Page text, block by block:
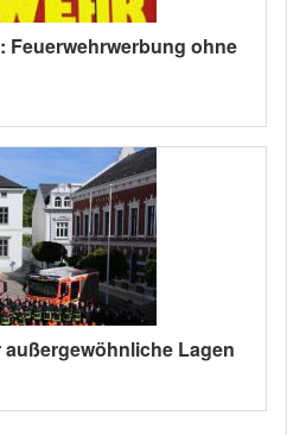
Feuerwehrwerbung ohne
Lagen